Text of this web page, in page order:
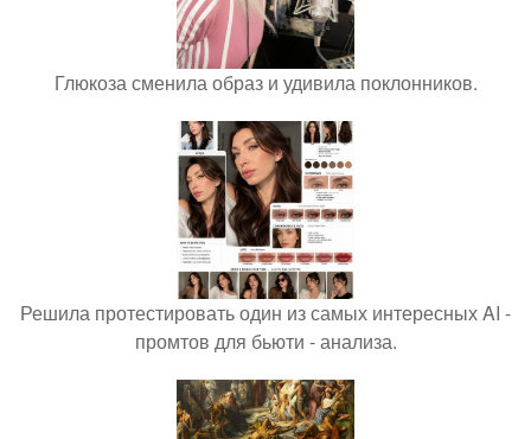
Глюкоза сменила образ и удивила поклонников.
Решила протестировать один из самых интересных AI -
промтов для бьюти - анализа.